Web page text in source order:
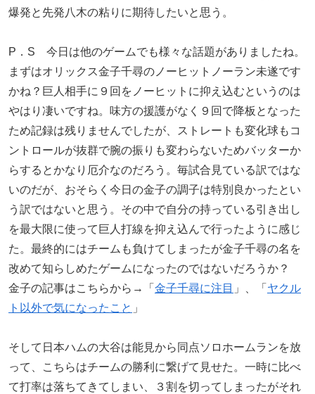
爆発と先発八木の粘りに期待したいと思う。
P．S 今日は他のゲームでも様々な話題がありましたね。
まずはオリックス金子千尋のノーヒットノーラン未遂です
かね？巨人相手に９回をノーヒットに抑え込むというのは
やはり凄いですね。味方の援護がなく９回で降板となった
ため記録は残りませんでしたが、ストレートも変化球もコ
ントロールが抜群で腕の振りも変わらないためバッターか
らするとかなり厄介なのだろう。毎試合見ている訳ではな
いのだが、おそらく今日の金子の調子は特別良かったとい
う訳ではないと思う。その中で自分の持っている引き出し
を最大限に使って巨人打線を抑え込んで行ったように感じ
た。最終的にはチームも負けてしまったが金子千尋の名を
改めて知らしめたゲームになったのではないだろうか？
金子の記事はこちらから→「 金子千尋に注目 」、「 ヤクル
ト以外で気になったこと 」
そして日本ハムの大谷は能見から同点ソロホームランを放
って、こちらはチームの勝利に繋げて見せた。一時に比べ
て打率は落ちてきてしまい、３割を切ってしまったがそれ